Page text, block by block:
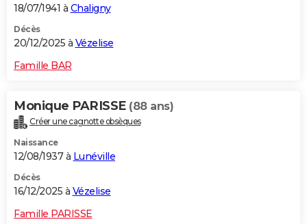
18/07/1941 à Chaligny
Décès
20/12/2025 à Vézelise
Famille BAR
Monique PARISSE (88 ans)
Créer une cagnotte obsèques
Naissance
12/08/1937 à Lunéville
Décès
16/12/2025 à Vézelise
Famille PARISSE